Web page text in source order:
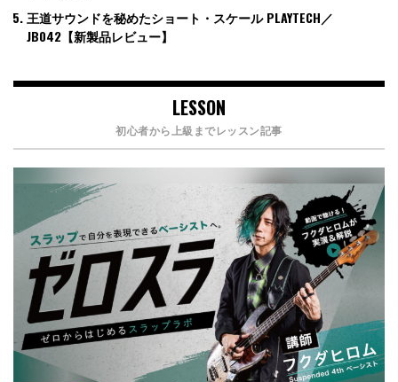
王道サウンドを秘めたショート・スケール PLAYTECH／
JB042【新製品レビュー】
LESSON
初心者から上級までレッスン記事